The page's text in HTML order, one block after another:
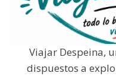
Viajar Despeina,
dispuestos a